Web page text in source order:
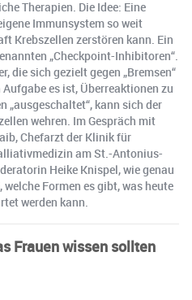
Therapien. Die Idee: Eine
Immunsystem so weit
Krebszellen zerstören kann. Ein
„Checkpoint-Inhibitoren“.
die sich gezielt gegen „Bremsen“
es ist, Überreaktionen zu
„ausgeschaltet“, kann sich der
wehren. Im Gespräch mit
Chefarzt der Klinik für
am St.-Antonius-
Heike Knispel, wie genau
Formen es gibt, was heute
werden kann.
Frauen wissen sollten